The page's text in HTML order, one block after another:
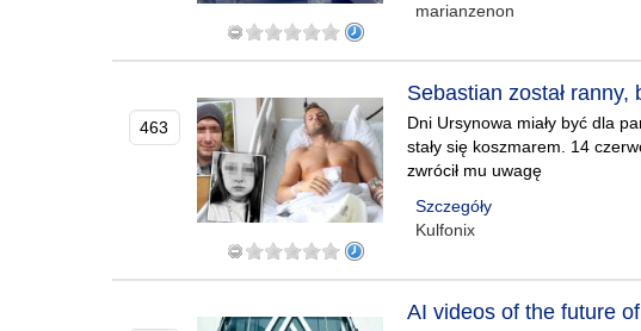
marianzenon
463
Sebastian został
Dni Ursynowa miały być dla
stały się koszmarem. 14
zwrócił mu uwagę
Szczegóły
Kulfonix
AI videos of the future